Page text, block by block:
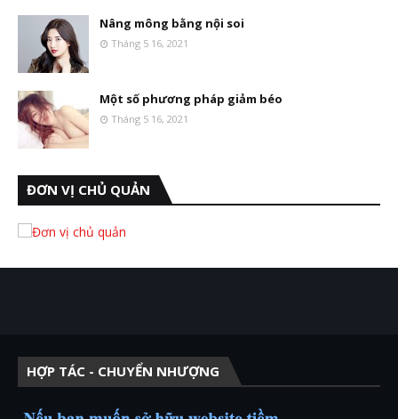
Nâng mông bằng nội soi
Tháng 5 16, 2021
Một số phương pháp giảm béo
Tháng 5 16, 2021
ĐƠN VỊ CHỦ QUẢN
HỢP TÁC - CHUYỂN NHƯỢNG